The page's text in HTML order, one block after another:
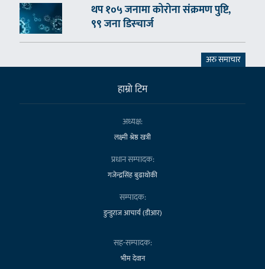
थप १०५ जनामा कोरोना संक्रमण पुष्टि,
९९ जना डिस्चार्ज
अरु समाचार
हाम्राे टिम
अध्यक्ष:
लक्ष्मी श्रेष्ठ खत्री
प्रधान सम्पादक:
गजेन्द्रसिंह बुढाथोकी
सम्पादक:
डुन्डुराज आचार्य (डीआर)
सह-सम्पादक:
भीम देवान